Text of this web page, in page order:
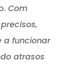
Com
a funcionar
atrasos